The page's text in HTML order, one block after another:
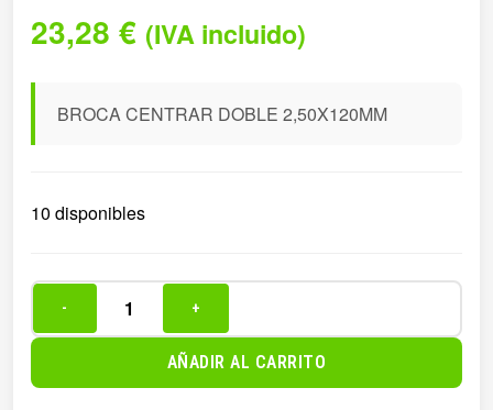
23,28 € (IVA incluido)
BROCA CENTRAR DOBLE 2,50X120MM
10 disponibles
CENTRAR
- +
AÑADIR AL CARRITO